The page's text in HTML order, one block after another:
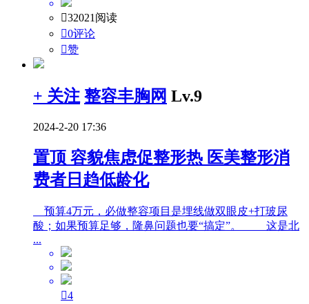
32021阅读
0评论
赞
+ 关注 整容丰胸网 Lv.9
2024-2-20 17:36
置顶 容貌焦虑促整形热 医美整形消
费者日趋低龄化
预算4万元，必做整容项目是埋线做双眼皮+打玻尿
酸；如果预算足够，隆鼻问题也要“搞定”。 这是北
...
4